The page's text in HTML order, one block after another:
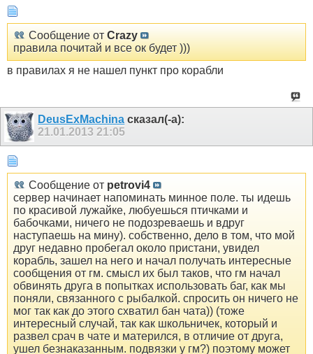
Сообщение от Crazy
правила почитай и все ок будет )))
в правилах я не нашел пункт про корабли
DeusExMachina сказал(-а):
21.01.201321:05
Сообщение от petrovi4
сервер начинает напоминать минное поле. ты идешь
по красивой лужайке, любуешься птичками и
бабочками, ничего не подозреваешь и вдруг
наступаешь на мину). собственно, дело в том, что мой
друг недавно пробегал около пристани, увидел
корабль, зашел на него и начал получать интересные
сообщения от гм. смысл их был таков, что гм начал
обвинять друга в попытках использовать баг, как мы
поняли, связанного с рыбалкой. спросить он ничего не
мог так как до этого схватил бан чата)) (тоже
интересный случай, так как школьничек, который и
развел срач в чате и матерился, в отличие от друга,
ушел безнаказанным. подвязки у гм?) поэтому может